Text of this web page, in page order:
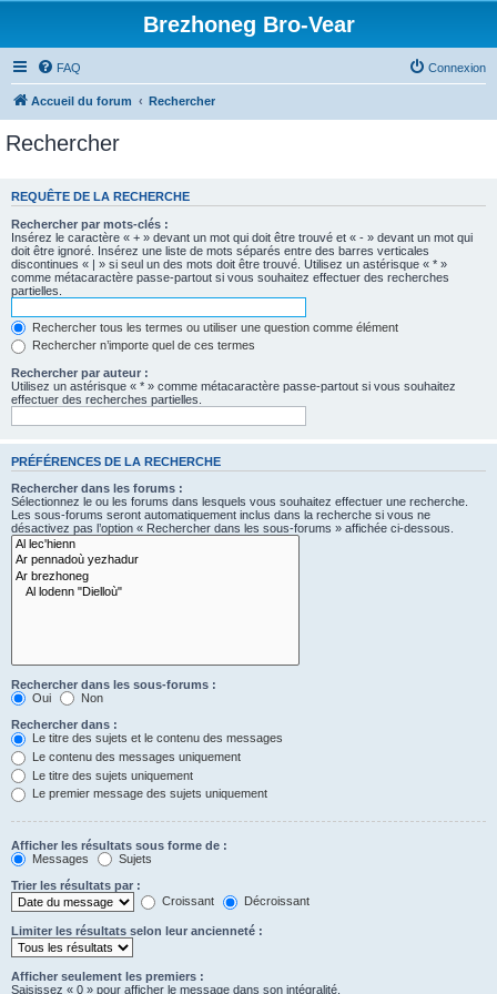
Brezhoneg Bro-Vear
FAQ Connexion
Accueil du forum Rechercher
Rechercher
REQUÊTE DE LA RECHERCHE
Rechercher par mots-clés :
Insérez le caractère « + » devant un mot qui doit être trouvé et « - » devant un mot qui
doit être ignoré. Insérez une liste de mots séparés entre des barres verticales
discontinues « | » si seul un des mots doit être trouvé. Utilisez un astérisque « * »
comme métacaractère passe-partout si vous souhaitez effectuer des recherches
partielles.
Rechercher tous les termes ou utiliser une question comme élément
Rechercher n’importe quel de ces termes
Rechercher par auteur :
Utilisez un astérisque « * » comme métacaractère passe-partout si vous souhaitez
effectuer des recherches partielles.
PRÉFÉRENCES DE LA RECHERCHE
Rechercher dans les forums :
Sélectionnez le ou les forums dans lesquels vous souhaitez effectuer une recherche.
Les sous-forums seront automatiquement inclus dans la recherche si vous ne
désactivez pas l’option « Rechercher dans les sous-forums » affichée ci-dessous.
Rechercher dans les sous-forums :
Oui
Non
Rechercher dans :
Le titre des sujets et le contenu des messages
Le contenu des messages uniquement
Le titre des sujets uniquement
Le premier message des sujets uniquement
Afficher les résultats sous forme de :
Messages
Sujets
Trier les résultats par :
Croissant
Décroissant
Limiter les résultats selon leur ancienneté :
Afficher seulement les premiers :
Saisissez « 0 » pour afficher le message dans son intégralité.